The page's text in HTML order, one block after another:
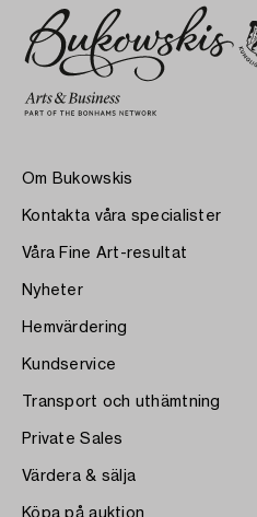
Om Bukowskis
Kontakta våra specialister
Våra Fine Art-resultat
Nyheter
Hemvärdering
Kundservice
Transport och uthämtning
Private Sales
Värdera & sälja